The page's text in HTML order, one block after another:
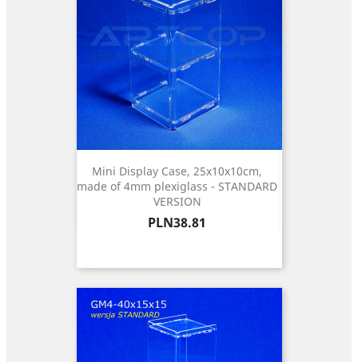
Mini Display Case, 25x10x10cm,
made of 4mm plexiglass - STANDARD
VERSION
Price
PLN38.81